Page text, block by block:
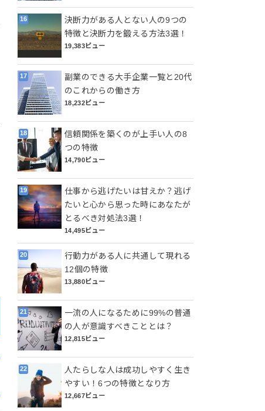
決断力がある人とない人の9つの
特徴と決断力を鍛える方法3選！
19,383ビュー
副業のできる大手企業一覧と20代
のこれからの働き方
18,232ビュー
信頼関係を築くのが上手い人の8
つの特徴
14,790ビュー
仕事から逃げたいは甘えか？逃げ
たいと心から思った時にあなたが
とるべき対処法3選！
14,495ビュー
行動力がある人に共通して現れる
12個の特徴
13,880ビュー
一流の人になるために99%の普通
の人が意識すべきこととは？
12,815ビュー
人たらしな人は成功しやすく生き
やすい！6つの特徴となり方
12,667ビュー